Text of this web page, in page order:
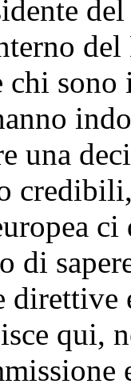
chi
una
ci
di
direttive
qui,